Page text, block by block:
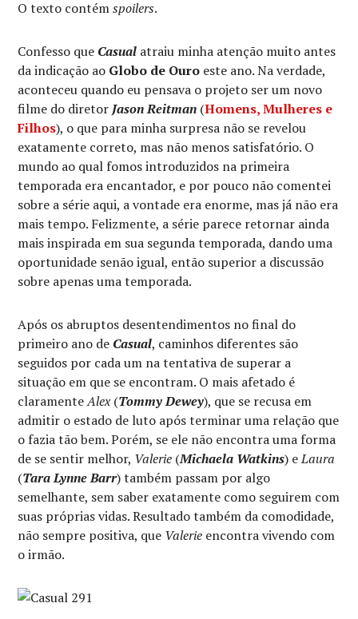
O texto contémspoilers.
Confesso que Casual atraiu minha atenção muito antes
da indicação ao Globo de Ouro este ano. Na verdade,
aconteceu quando eu pensava o projeto ser um novo
filme do diretor Jason Reitman (Homens, Mulheres e
Filhos), o que para minha surpresa não se revelou
exatamente correto, mas não menos satisfatório. O
mundo ao qual fomos introduzidos na primeira
temporada era encantador, e por pouco não comentei
sobre a série aqui, a vontade era enorme, mas já não era
mais tempo. Felizmente, a série parece retornar ainda
mais inspirada em sua segunda temporada, dando uma
oportunidade senão igual, então superior a discussão
sobre apenas uma temporada.
Após os abruptos desentendimentos no final do
primeiro ano de Casual, caminhos diferentes são
seguidos por cada um na tentativa de superar a
situação em que se encontram. O mais afetado é
claramenteAlex(Tommy Dewey), que se recusa em
admitir o estado de luto após terminar uma relação que
o fazia tão bem. Porém, se ele não encontra uma forma
de se sentir melhor, Valerie (Michaela Watkins) eLaura
(Tara Lynne Barr) também passam por algo
semelhante, sem saber exatamente como seguirem com
suas próprias vidas. Resultado também da comodidade,
não sempre positiva, que Valerie encontra vivendo com
o irmão.